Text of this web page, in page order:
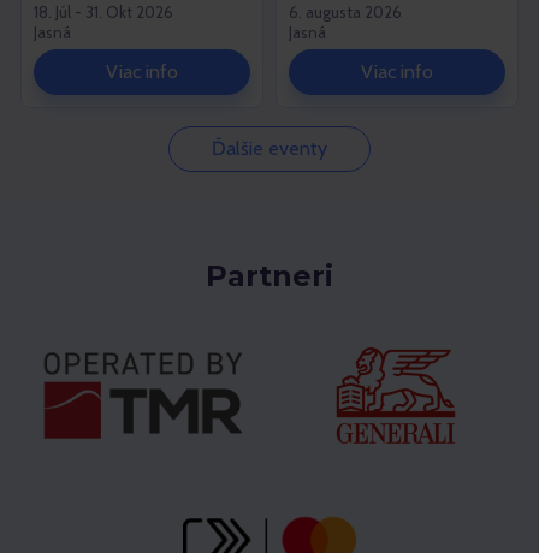
18. Júl - 31. Okt 2026
Jasná
Viac info
6. augusta 2026
Jasná
Viac info
Ďalšie eventy
Partneri